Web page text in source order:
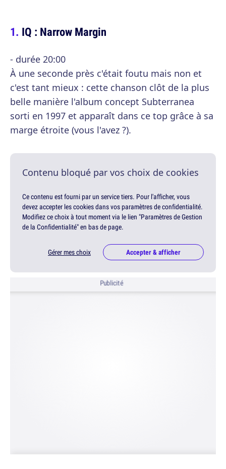
IQ : Narrow Margin
- durée 20:00
À une seconde près c'était foutu mais non et
c'est tant mieux : cette chanson clôt de la plus
belle manière l'album concept Subterranea
sorti en 1997 et apparaît dans ce top grâce à sa
marge étroite (vous l'avez ?).
Contenu bloqué par vos choix de cookies
Ce contenu est fourni par un service tiers. Pour l'afficher, vous
devez accepter les cookies dans vos paramètres de confidentialité.
Modifiez ce choix à tout moment via le lien "Paramètres de Gestion
de la Confidentialité" en bas de page.
Gérer mes choix Accepter & afficher
Publicité